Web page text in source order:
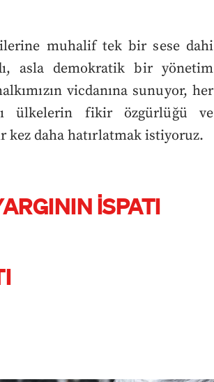
muhalif tek bir sese dahi
asla demokratik bir yönetim
vicdanına sunuyor, her
ülkelerin fikir özgürlüğü ve
kez daha hatırlatmak istiyoruz.
İSPATI